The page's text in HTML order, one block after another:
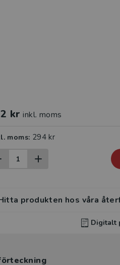
kr inkl. moms
moms: 294 kr
produkten hos våra
Digitalt
.